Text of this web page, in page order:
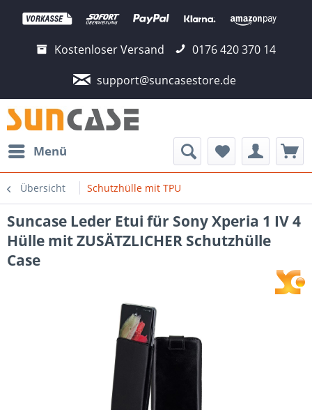
Kostenloser Versand
0176 420 370 14
support@suncasestore.de
Menü
Übersicht Schutzhülle mit TPU
Suncase Leder Etui für Sony Xperia 1 IV 4
Hülle mit ZUSÄTZLICHER Schutzhülle
Case